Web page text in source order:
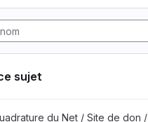
sujet
Quadramouladu Net / Site de don /